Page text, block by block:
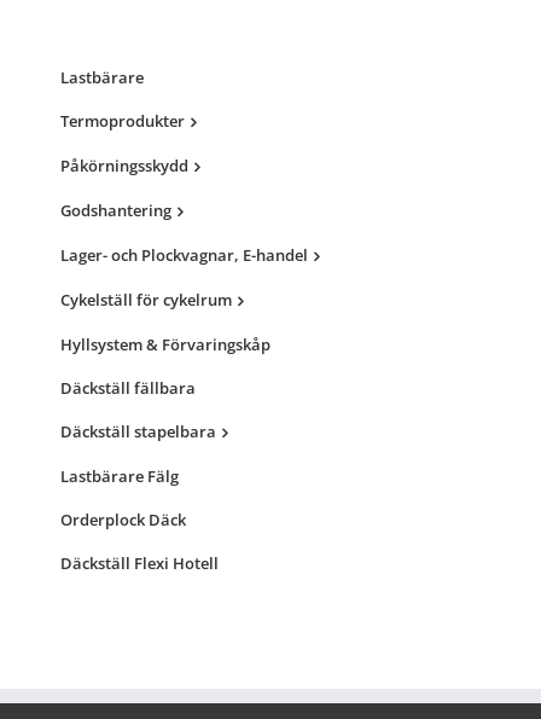
Lastbärare
Termoprodukter
Påkörningsskydd
Godshantering
Lager- och Plockvagnar, E-handel
Cykelställ för cykelrum
Hyllsystem & Förvaringskåp
Däckställ fällbara
Däckställ stapelbara
Lastbärare Fälg
Orderplock Däck
Däckställ Flexi Hotell